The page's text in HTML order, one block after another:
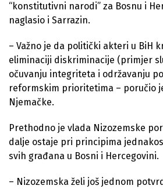
“konstitutivni narodi” za Bosnu i
naglasio i Sarrazin.
– Važno je da politički akteri u BiH
eliminaciji diskriminacije (primjer
očuvanju integriteta i održavanju
reformskim prioritetima – poručio
Njemačke.
Prethodno je vlada Nizozemske
dalje ostaje pri principima
svih građana u Bosni i Hercegovini.
– Nizozemska želi još jednom